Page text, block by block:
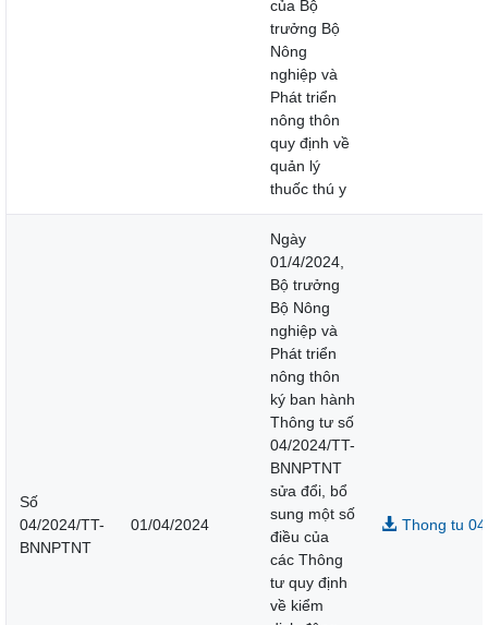
của Bộ
trưởng Bộ
Nông
nghiệp và
Phát triển
nông thôn
quy định về
quản lý
thuốc thú y
Số
04/2024/TT-
BNNPTNT
01/04/2024
Ngày
01/4/2024,
Bộ trưởng
Bộ Nông
nghiệp và
Phát triển
nông thôn
ký ban hành
Thông tư số
04/2024/TT-
BNNPTNT
sửa đổi, bổ
sung một số
điều của
các Thông
tư quy định
về kiểm
Thong tu